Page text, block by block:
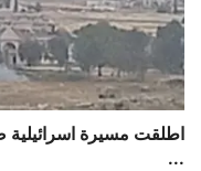
اطلقت مسيرة
...